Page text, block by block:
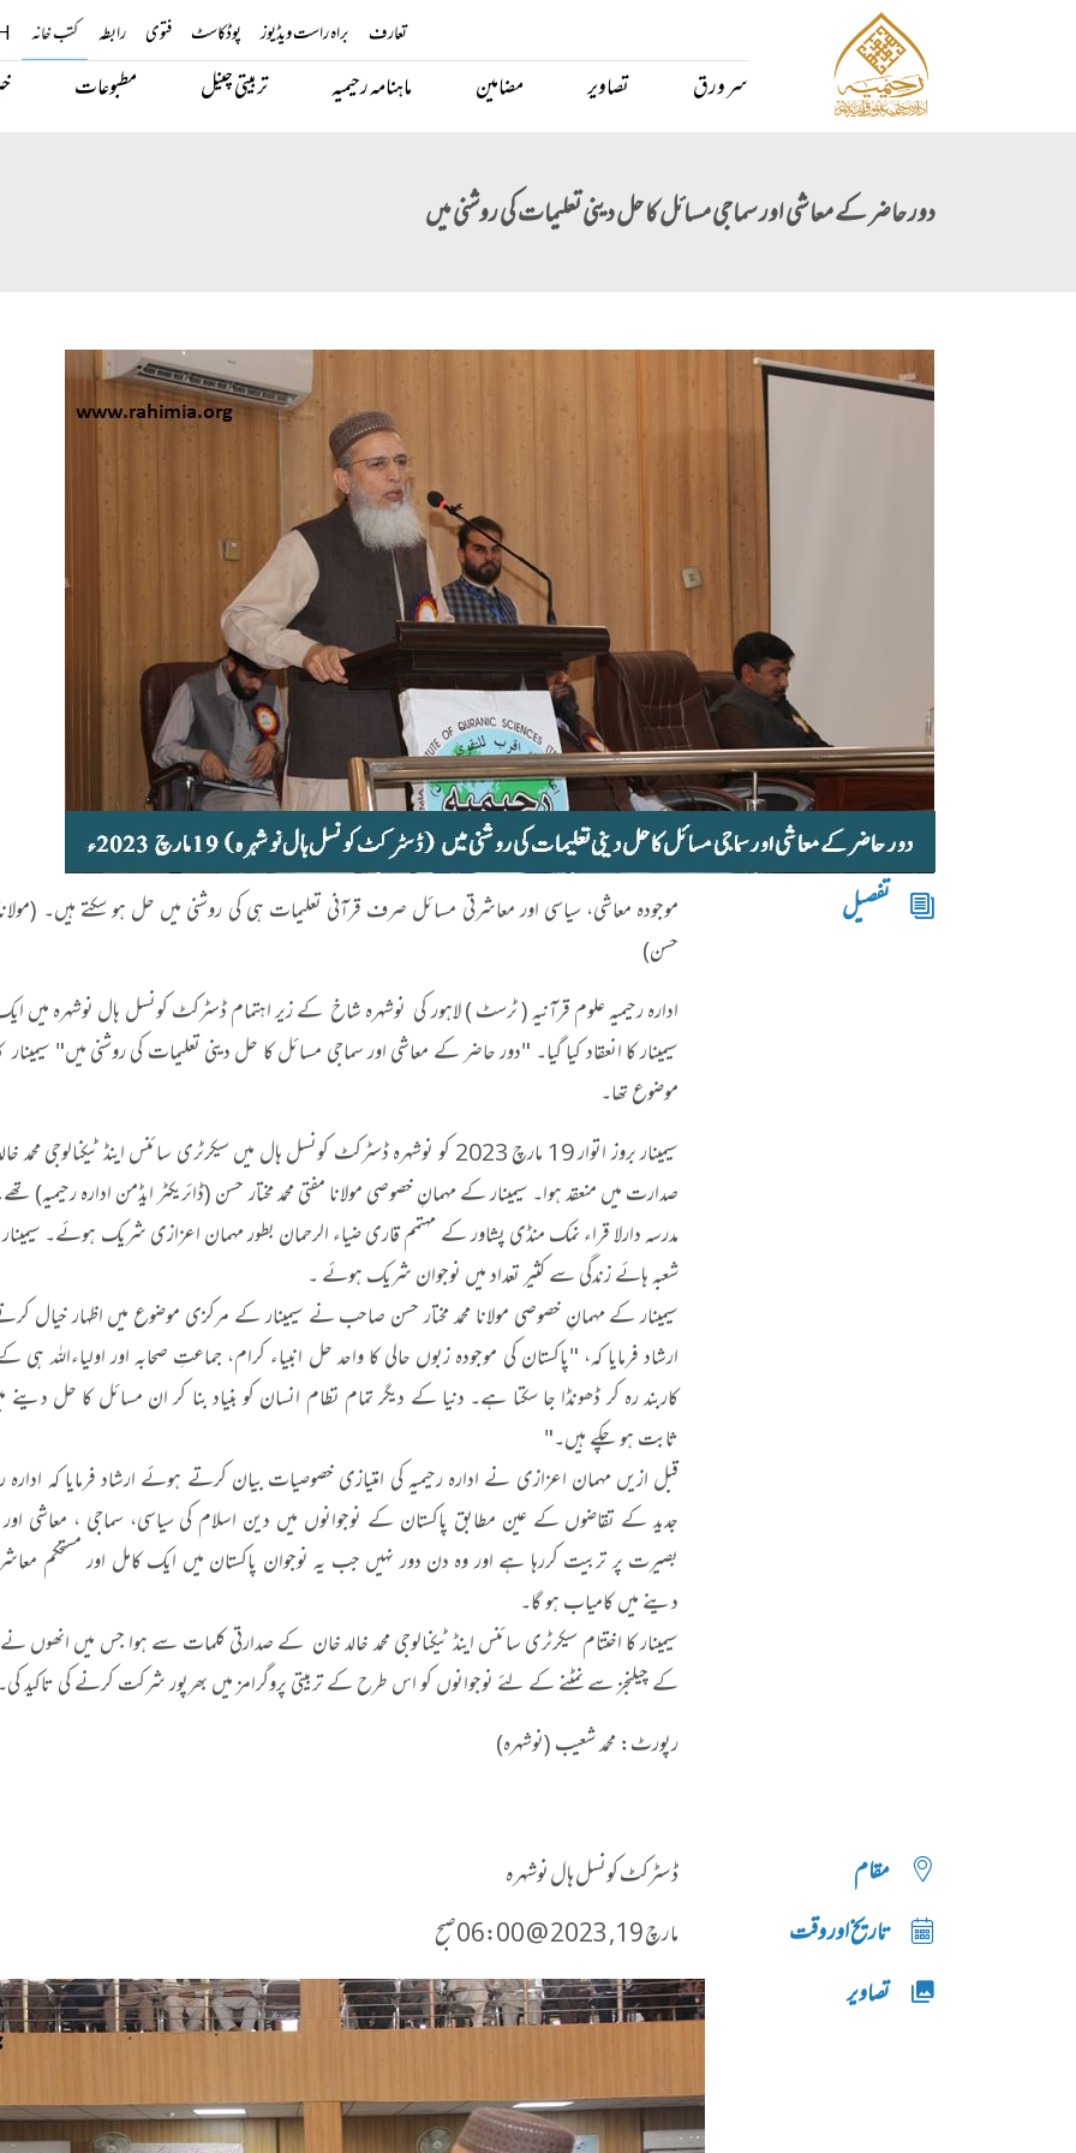
تعارف براہ راست ویڈیوز پوڈکاسٹ فتوی رابطہ کتب خانہ
سر ورق تصاویر مضامین ماہنامہ رحیمیہ تربیتی چینل مطبوعات
دور حاضر کے معاشی اور سماجی مسائل کا حل دینی تعلیمات کی روشنی میں
تفصیل
موجودہ معاشی، سیاسی اور معاشرتی مسائل صرف قرآنی تعلیمات ہی کی روشنی میں حل ہو سکتے ہیں۔ (مولانا
حسن)
ادارہ رحیمیہ علوم قرآنیہ ( ٹرسٹ ) لاہور کی نوشہرہ شاخ کے زیر اہتمام ڈسٹرکٹ کونسل ہال نوشہرہ میں
سیمینار کا انعقاد کیا گیا۔ "دور حاضر کے معاشی اور سماجی مسائل کا حل دینی تعلیمات کی روشنی میں"
موضوع تھا۔
سیمینار بروز اتوار 19 مارچ 2023 کو نوشہرہ ڈسٹرکٹ کونسل ہال میں سیکرٹری سائنس اینڈ ٹیکنالوجی
صدارت میں منعقد ہوا۔ سیمینار کے مہمانِ خصوصی مولانا مفتی محمد مختار حسن (ڈائریکٹر ایڈمن ادارہ رحیمیہ)
مدرسہ دارلا قراء نمک منڈی پشاور کے مہتمم قاری ضیاء الرحمان بطور مہمان اعزازی شریک ہوئے۔
شعبہ ہائے زندگی سے کثیر تعداد میں نوجوان شریک ہوئے ۔
سیمینار کے مہمانِ خصوصی مولانا محمد مختار حسن صاحب نے سیمینار کے مرکزی موضوع میں اظہار خیال
ارشاد فرمایا کہ، "پاکستان کی موجودہ زبوں حالی کا واحد حل انبیاء کرام، جماعتِ صحابہ اور اولیاءاللہ
کاربند رہ کر ڈھونڈا جا سکتا ہے۔ دنیا کے دیگر تمام نظام انسان کو بنیاد بنا کر ان مسائل کا حل دینے
ثابت ہو چکے ہیں۔"
قبل ازیں مہمان اعزازی نے ادارہ رحیمیہ کی امتیازی خصوصیات بیان کرتے ہوئے ارشاد فرمایا کہ ادارہ
جدید کے تقاضوں کے عین مطابق پاکستان کے نوجوانوں میں دین اسلام کی سیاسی، سماجی ، معاشی
بصیرت پر تربیت کررہا ہے اور وہ دن دور نہیں جب یہ نوجوان پاکستان میں ایک کامل اور مستحکم
دینے میں کامیاب ہو گا۔
سیمینار کا اختتام سیکرٹری سائنس اینڈ ٹیکنالوجی محمد خالد خان کے صدارتی کلمات سے ہوا جس میں انھوں
کے چیلنجز سے نمٹنے کے لئے نوجوانوں کو اس طرح کے تربیتی پروگرامز میں بھرپور شرکت کرنے کی تاکید کی۔
رپورٹ: محمد شعیب (نوشہرہ)
مقام ڈسٹرکٹ کونسل ہال نوشہرہ
تاریخ اور وقت مارچ 19, 2023 @ 06:00صبح
تصاویر